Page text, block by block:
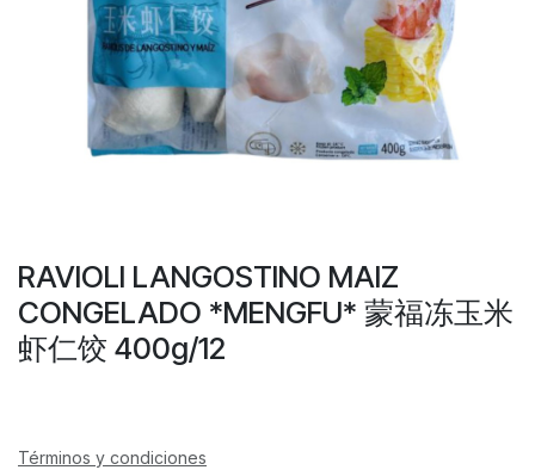
RAVIOLI LANGOSTINO MAIZ
CONGELADO *MENGFU* 蒙福冻玉米
虾仁饺 400g/12
Términos y condiciones